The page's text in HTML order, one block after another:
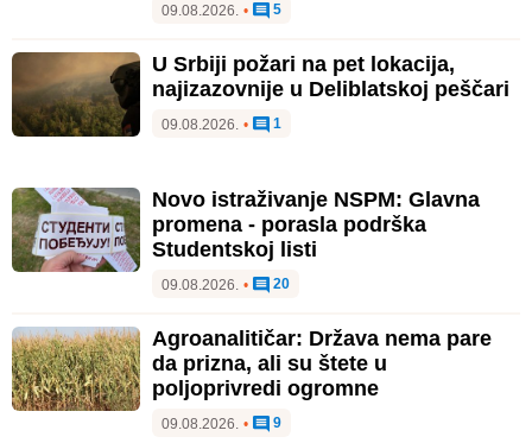
09.08.2026. • 5
U Srbiji požari na pet lokacija,
najizazovnije u Deliblatskoj peščari
09.08.2026. • 1
Novo istraživanje NSPM: Glavna
promena - porasla podrška
Studentskoj listi
09.08.2026. • 20
Agroanalitičar: Država nema pare
da prizna, ali su štete u
poljoprivredi ogromne
09.08.2026. • 9